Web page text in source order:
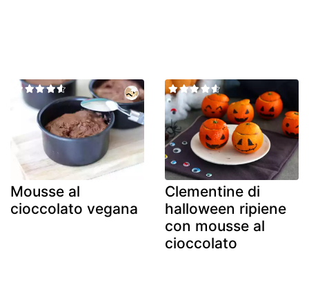
Mousse al
cioccolato vegana
Clementine di
halloween ripiene
con mousse al
cioccolato